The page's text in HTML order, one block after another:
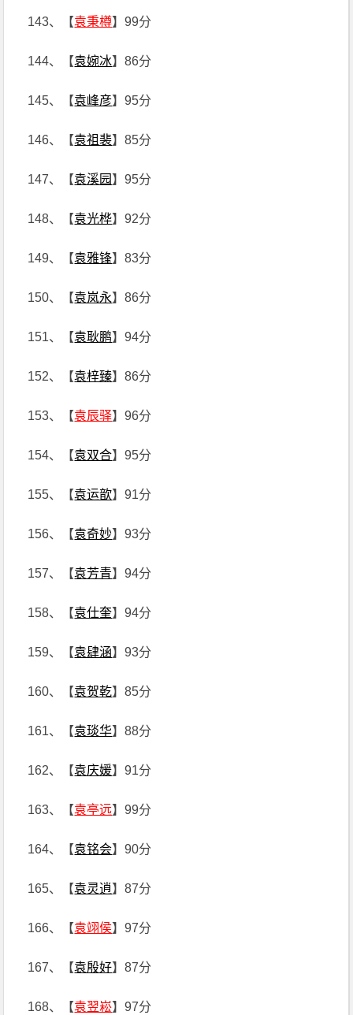
143、【袁秉樽】99分
144、【袁婉冰】86分
145、【袁峰彦】95分
146、【袁祖裴】85分
147、【袁溪园 】95分
148、【袁光桦】92分
149、【袁雅锋】83分
150、【袁岚永】86分
151、【袁耿鹏】94分
152、【袁梓臻】86分
153、【袁辰驿】96分
154、【袁双合】95分
155、【袁运歆】91分
156、【袁奇妙】93分
157、【袁芳青】94分
158、【袁仕奎】94分
159、【袁肆涵】93分
160、【袁贺乾】85分
161、【袁琰华】88分
162、【袁庆媛】91分
163、【袁亭远】99分
164、【袁铭会】90分
165、【袁灵逍】87分
166、【袁翊侯】97分
167、【袁殷好】87分
168、【袁翌崧】97分